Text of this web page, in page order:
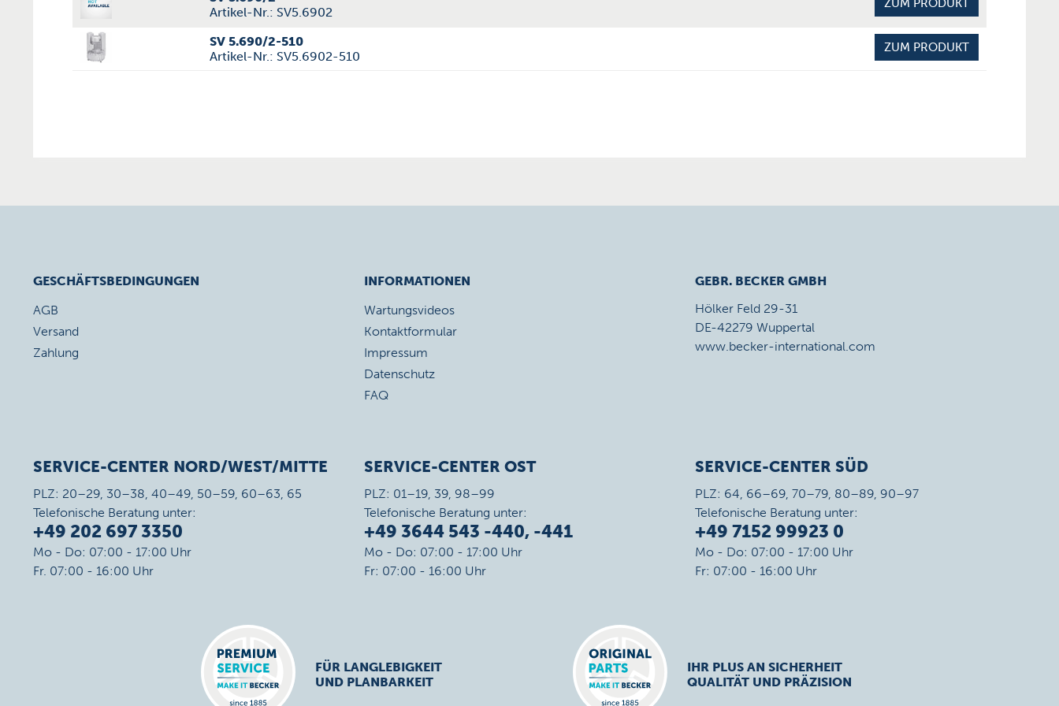
Artikel-Nr.: SV5.6902
ZUM PRODUKT
SV 5.690/2-510
Artikel-Nr.: SV5.6902-510
ZUM PRODUKT
GESCHÄFTSBEDINGUNGEN
AGB
Versand
Zahlung
INFORMATIONEN
Wartungsvideos
Kontaktformular
Impressum
Datenschutz
FAQ
GEBR. BECKER GMBH
Hölker Feld 29-31
DE-42279 Wuppertal
www.becker-international.com
SERVICE-CENTER NORD/WEST/MITTE
PLZ: 20–29, 30–38, 40–49, 50–59, 60–63, 65
Telefonische Beratung unter:
+49 202 697 3350
Mo - Do: 07:00 - 17:00 Uhr
Fr. 07:00 - 16:00 Uhr
SERVICE-CENTER OST
PLZ: 01–19, 39, 98–99
Telefonische Beratung unter:
+49 3644 543 -440, -441
Mo - Do: 07:00 - 17:00 Uhr
Fr: 07:00 - 16:00 Uhr
SERVICE-CENTER SÜD
PLZ: 64, 66–69, 70–79, 80–89, 90–97
Telefonische Beratung unter:
+49 7152 99923 0
Mo - Do: 07:00 - 17:00 Uhr
Fr: 07:00 - 16:00 Uhr
FÜR LANGLEBIGKEIT
UND PLANBARKEIT
IHR PLUS AN SICHERHEIT
QUALITÄT UND PRÄZISION